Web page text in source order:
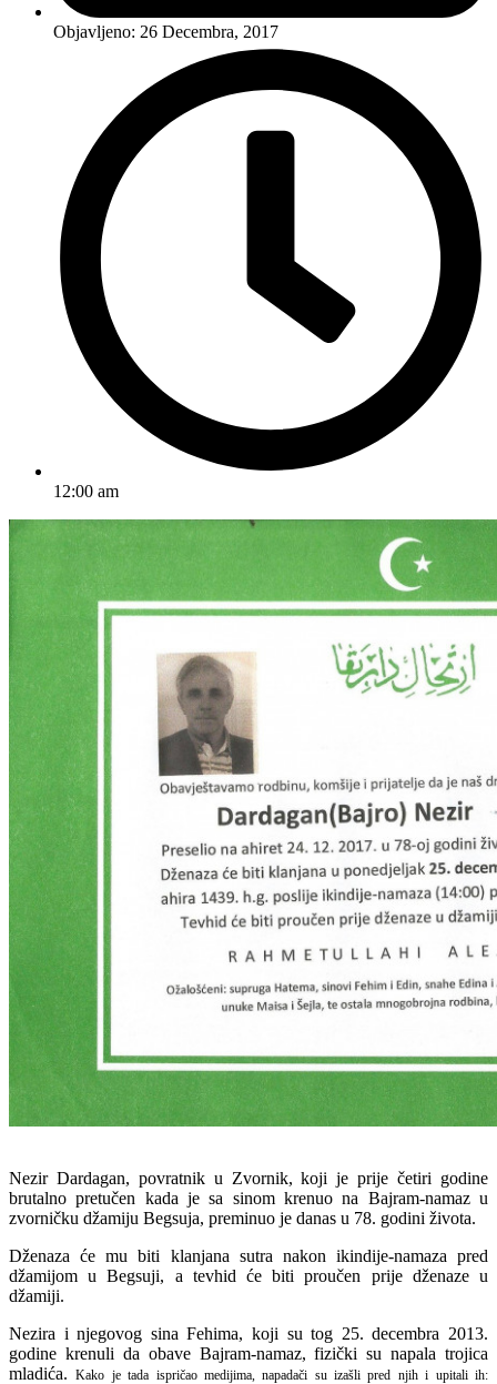
Objavljeno: 26 Decembra, 2017
12:00 am
Nezir Dardagan, povratnik u Zvornik, koji je prije četiri godine
brutalno pretučen kada je sa sinom krenuo na Bajram-namaz u
zvorničku džamiju Begsuja, preminuo je danas u 78. godini života.
Dženaza će mu biti klanjana sutra nakon ikindije-namaza pred
džamijom u Begsuji, a tevhid će biti proučen prije dženaze u
džamiji.
Nezira injegovog sina Fehima, koji su tog 25. decembra 2013.
godine krenuli da obave Bajram-namaz,fizički su napala trojica
mladića.Kako je tada ispričao medijima, napadači su izašli pred njih i upitali ih: